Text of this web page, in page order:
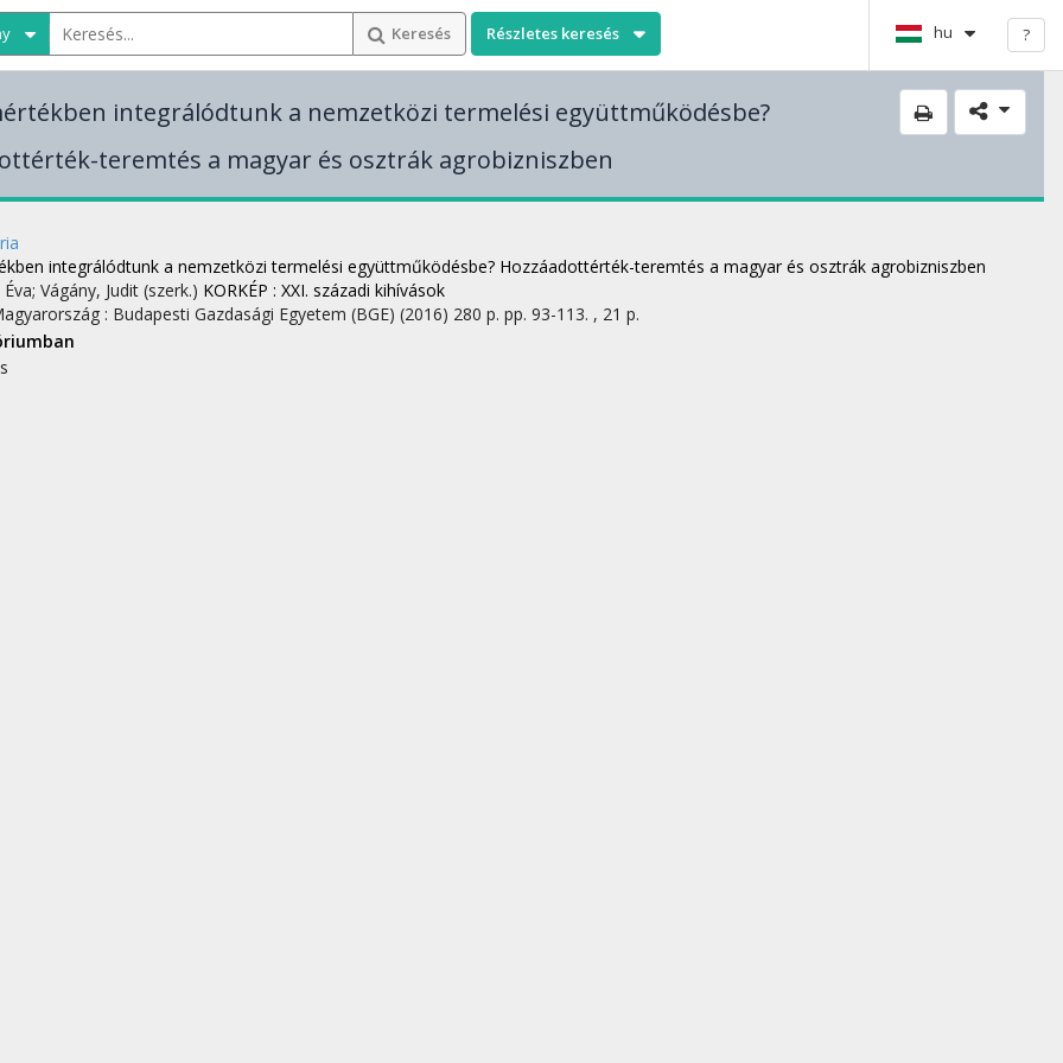
Keresés Részletes keresés hu ?
integrálódtunk a nemzetközi termelési együttműködésbe?
teremtés a magyar és osztrák agrobizniszben
integrálódtunk a nemzetközi termelési együttműködésbe? Hozzáadottérték-teremtés a magyar és osztrák agrobizniszben
Vágány, Judit (szerk.) KORKÉP : XXI. századi kihívások
: Budapesti Gazdasági Egyetem (BGE) (2016) 280 p. pp. 93-113. , 21 p.